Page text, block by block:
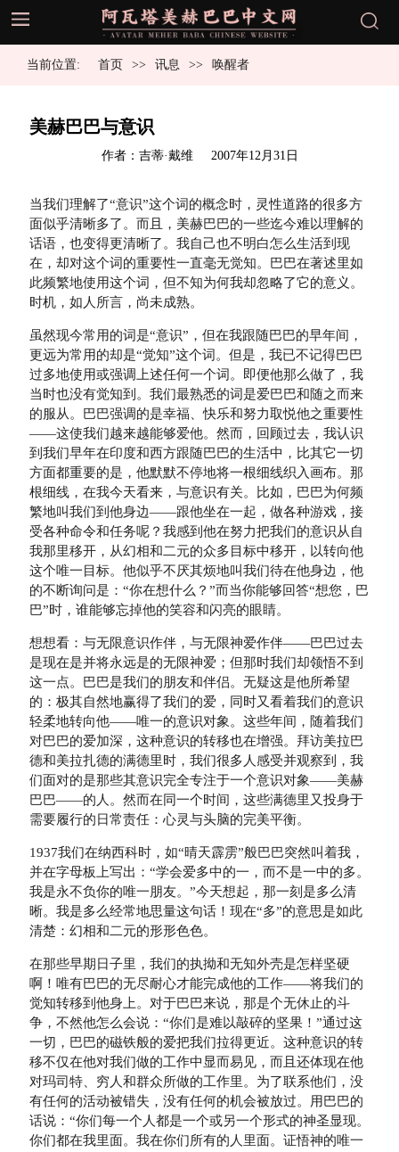
当前位置: 首页 讯息 唤醒者
美赫巴巴与意识
作者：吉蒂·戴维
发
2007年12月31日
当我们理解了“意识”这个词的概念时，灵性道路的很多方
面似乎清晰多了。而且，美赫巴巴的一些迄今难以理解的
话语，也变得更清晰了。我自己也不明白怎么生活到现
在，却对这个词的重要性一直毫无觉知。巴巴在著述里如
此频繁地使用这个词，但不知为何我却忽略了它的意义。
时机，如人所言，尚未成熟。
虽然现今常用的词是“意识”，但在我跟随巴巴的早年间，
更远为常用的却是“觉知”这个词。但是，我已不记得巴巴
过多地使用或强调上述任何一个词。即便他那么做了，我
当时也没有觉知到。我们最熟悉的词是爱巴巴和随之而来
的服从。巴巴强调的是幸福、快乐和努力取悦他之重要性
——这使我们越来越能够爱他。然而，回顾过去，我认识
到我们早年在印度和西方跟随巴巴的生活中，比其它一切
方面都重要的是，他默默不停地将一根细线织入画布。那
根细线，在我今天看来，与意识有关。比如，巴巴为何频
繁地叫我们到他身边——跟他坐在一起，做各种游戏，接
受各种命令和任务呢？我感到他在努力把我们的意识从自
我那里移开，从幻相和二元的众多目标中移开，以转向他
这个唯一目标。他似乎不厌其烦地叫我们待在他身边，他
的不断询问是：“你在想什么？”而当你能够回答“想您，巴
巴”时，谁能够忘掉他的笑容和闪亮的眼睛。
想想看：与无限意识作伴，与无限神爱作伴——巴巴过去
是现在是并将永远是的无限神爱；但那时我们却领悟不到
这一点。巴巴是我们的朋友和伴侣。无疑这是他所希望
的：极其自然地赢得了我们的爱，同时又看着我们的意识
轻柔地转向他——唯一的意识对象。这些年间，随着我们
对巴巴的爱加深，这种意识的转移也在增强。拜访美拉巴
德和美拉扎德的满德里时，我们很多人感受并观察到，我
们面对的是那些其意识完全专注于一个意识对象——美赫
巴巴——的人。然而在同一个时间，这些满德里又投身于
需要履行的日常责任：心灵与头脑的完美平衡。
1937我们在纳西科时，如“晴天霹雳”般巴巴突然叫着我，
并在字母板上写出：“学会爱多中的一，而不是一中的多。
我是永不负你的唯一朋友。”今天想起，那一刻是多么清
晰。我是多么经常地思量这句话！现在“多”的意思是如此
清楚：幻相和二元的形形色色。
在那些早期日子里，我们的执拗和无知外壳是怎样坚硬
啊！唯有巴巴的无尽耐心才能完成他的工作——将我们的
觉知转移到他身上。对于巴巴来说，那是个无休止的斗
争，不然他怎么会说：“你们是难以敲碎的坚果！”通过这
一切，巴巴的磁铁般的爱把我们拉得更近。这种意识的转
移不仅在他对我们做的工作中显而易见，而且还体现在他
对玛司特、穷人和群众所做的工作里。为了联系他们，没
有任何的活动被错失，没有任何的机会被放过。用巴巴的
话说：“你们每一个人都是一个或另一个形式的神圣显现。
你们都在我里面。我在你们所有的人里面。证悟神的唯一